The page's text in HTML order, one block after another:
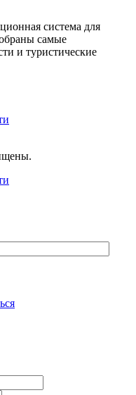
система для
самые
и туристические